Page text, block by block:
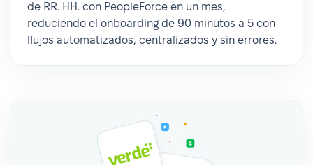
de RR. HH. con PeopleForce en un mes,
reduciendo el onboarding de 90 minutos a 5 con
flujos automatizados, centralizados y sin errores.